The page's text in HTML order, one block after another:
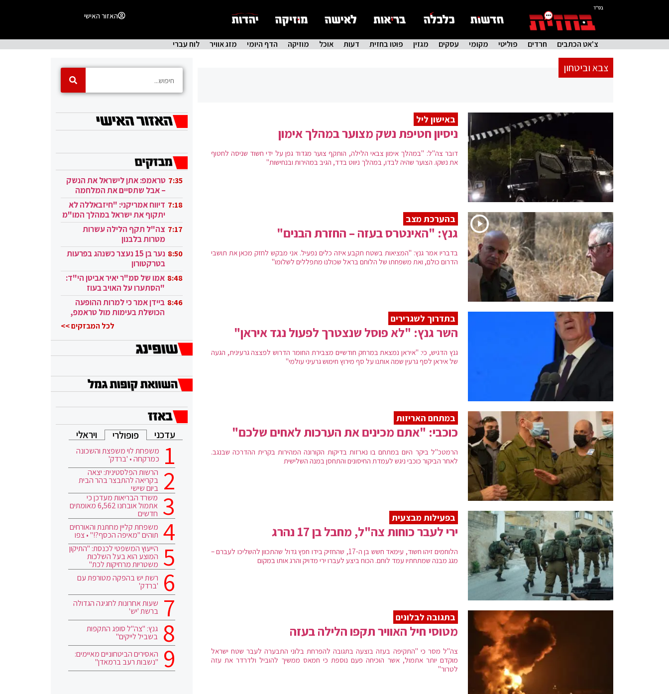
בס"ד
האזור האישי
צ'אט הכתבים חרדים פוליטי מקומי עסקים מגזין פוטו בחזית דעות אוכל מוזיקה הדף היומי מזג אוויר לוח עברי
צבא וביטחון
באישון ליל
ניסיון חטיפת נשק מצוער במהלך אימון
דובר צה"ל: "במהלך אימון צבאי הלילה, הותקף צוער מגדוד גפן על ידי חשוד שניסה לחטוף
את נשקו. הצוער שהיה לבדו, במהלך ניווט בדד, הגיב במהירות ובנחישות"
בהערכת מצב
גנץ: "האינטרס בעזה – החזרת הבנים"
בדבריו אמר גנץ: "המציאות בשטח תקבע איזה כלים נפעיל. אני מבקש לחזק מכאן את תושבי
הדרום כולם, ואת משפחתו של הלוחם בראל שכולנו מתפללים לשלומו"
בתדרוך לשגרירים
השר גנץ: "לא פוסל שנצטרך לפעול נגד איראן"
גנץ הדגיש, כי: "איראן נמצאת במרחק חודשיים מצבירת החומר הדרוש לפצצה גרעינית, הגעה
של איראן לסף גרעין שמה אותנו על סף מירוץ חימוש גרעיני עולמי"
במתחם האריזות
כוכבי: "אתם מכינים את הערכות לאחים שלכם"
הרמטכ"ל ביקר היום במתחם בו נארזות בדיקות הקורונה המהירות בקרית ההדרכה שבנגב.
לאחר הביקור כוכבי ניגש לעמדת החיסונים והתחסן במנה השלישית
בפעילות מבצעית
ירי לעבר כוחות צה"ל, מחבל בן 17 נהרג
הלוחמים זיהו חשוד, עימאד חשש בן ה-17, שהחזיק בידו חפץ גדול שהתכוון להשליכו לעברם –
מגג מבנה שמתחתיו עמד לוחם. הכוח ביצע לעברו ירי מדויק והרג אותו במקום
בתגובה לבלונים
מטוסי חיל האוויר תקפו הלילה בעזה
צה"ל מסר כי "התקיפה בעזה בוצעה בתגובה להפרחת בלוני התבערה לעבר שטח ישראל
מוקדם יותר אתמול, אשר הוכיחה פעם נוספת כי חמאס ממשיך להוביל ולדרדר את עזה
לטרור"
7:35 טראמפ: אתן לישראל את הנשק
– אבל שתסיים את המלחמה
בעזה 7:18 דיווח אמריקני: "חיזבאללה לא
יתקוף את ישראל במהלך המו"מ
בקטאר" 7:17 צה"ל תקף הלילה עשרות
מטרות בלבנון
8:50
נער בן 15 נעצר כשנהג בפרעות
בטרקטורון
8:48 אמו של סמ"ר יאיר אביטן הי"ד:
"הסתערו על האויב בעוז
ובגבורה" 8:46 ביידן אמר כי למרות ההופעה
הכושלת בעימות מול טראמפ,
לכל המבזקים >>
עדכני פופולרי ויראלי
משפחת לוי משפצת והשכונה
כמרקחה • 'ברדק'
הרשות הפלסטינית: יצאה
בקריאה להתבצר בהר הבית
ביום שישי
משרד הבריאות מעדכן כי
אתמול אובחנו 6,562 מאומתים
חדשים
משפחת קליין מחתנת והאורחים
תוהים "מאיפה הכסף?!" • צפו
הייעוץ המשפטי לכנסת: "התיקון
המוצע הוא בעל השלכות
משטריות מרחיקות לכת"
רשת יש בהפקה מטורפת עם
'ברדק'
שעות אחרונות לחגיגה הגדולה
ברשת 'יש'
גנץ: "צה"ל סופג התקפות
בשביל לייקים"
האסירים הביטחוניים מאיימים:
"נשבות רעב ברמאדן"